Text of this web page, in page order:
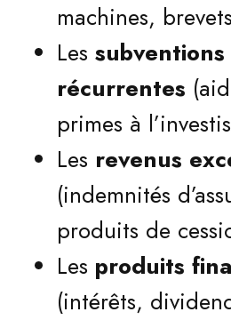
machines,
Les
récurrentes
primes à
Les revenus
(indemnités
produits de
Les produits
(intérêts,